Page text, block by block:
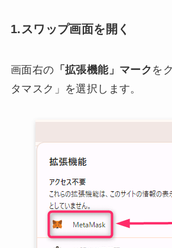
1.スワップ画面を開く
画面右の 「拡張機能」マーク を
タマスク」を選択します。